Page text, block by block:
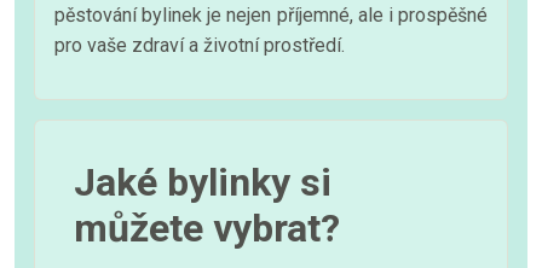
pěstování bylinek je nejen příjemné, ale i prospěšné
pro vaše zdraví a životní prostředí.
Jaké bylinky si
můžete vybrat?